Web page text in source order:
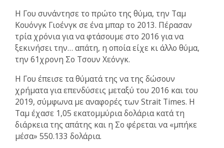
Η Γου συνάντησε το πρώτο της θύμα, την Ταμ
Κουόνγκ Γιοένγκ σε ένα μπαρ το 2013. Πέρασαν
τρία χρόνια για να φτάσουμε στο 2016 για να
ξεκινήσει την… απάτη, η οποία είχε κι άλλο θύμα,
την 61χρονη Σο Τσουν Χεόνγκ.
Η Γου έπεισε τα θύματά της να της δώσουν
χρήματα για επενδύσεις μεταξύ του 2016 και του
2019, σύμφωνα με αναφορές των Strait Times. Η
Ταμ έχασε 1,05 εκατομμύρια δολάρια κατά τη
διάρκεια της απάτης και η Σο φέρεται να «μπήκε
μέσα» 550.133 δολάρια.